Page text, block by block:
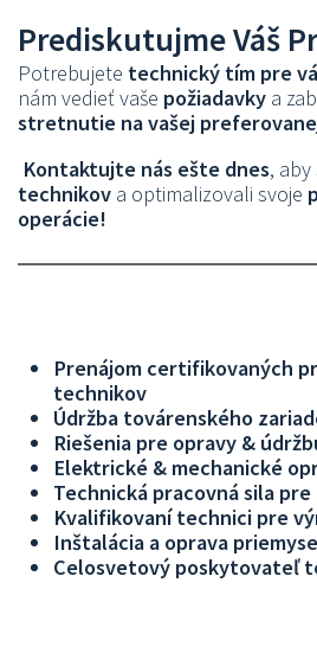
Prediskutujme Váš
Potrebujete technický tím pre
nám vedieť vaše požiadavky a
stretnutie na vašej
Kontaktujte nás ešte dnes,
technikov a optimalizovali svoje
operácie!
Prenájom certifikovaných
technikov
Údržba továrenského
Riešenia pre opravy &
Elektrické & mechanické
Technická pracovná sila
Kvalifikovaní technici pre
Inštalácia a oprava
Celosvetový poskytovateľ